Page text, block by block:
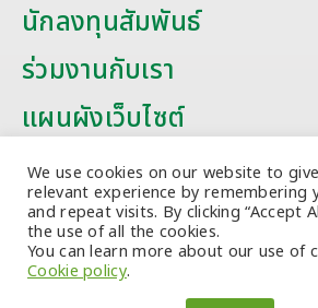
นักลงทุนสัมพันธ์
ร่วมงานกับเรา
แผนผังเว็บไซต์
บทความ
We use cookies on our website to
relevant experience by remembering
and repeat visits. By clicking “Accept
the use of all the cookies.
You can learn more about our use of
Cookie policy.